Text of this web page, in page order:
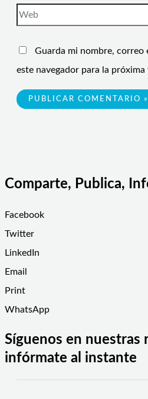
Guarda mi nombre, correo
este navegador para la próxima
Comparte, Publica,
Facebook
Twitter
LinkedIn
Email
Print
WhatsApp
Síguenos en nuestras
infórmate al instante